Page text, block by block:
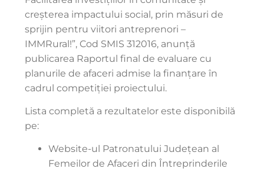
creșterea impactului social, prin măsuri de
sprijin pentru viitori antreprenori –
IMMRural!”, Cod SMIS 312016, anunță
publicarea Raportul final de evaluare cu
planurile de afaceri admise la finanțare în
cadrul competiției proiectului.
Lista completă a rezultatelor este disponibilă
pe:
Website-ul Patronatului Județean al
Femeilor de Afaceri din Întreprinderile